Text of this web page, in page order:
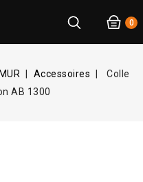
0
Accessoires
Colle
AB 1300